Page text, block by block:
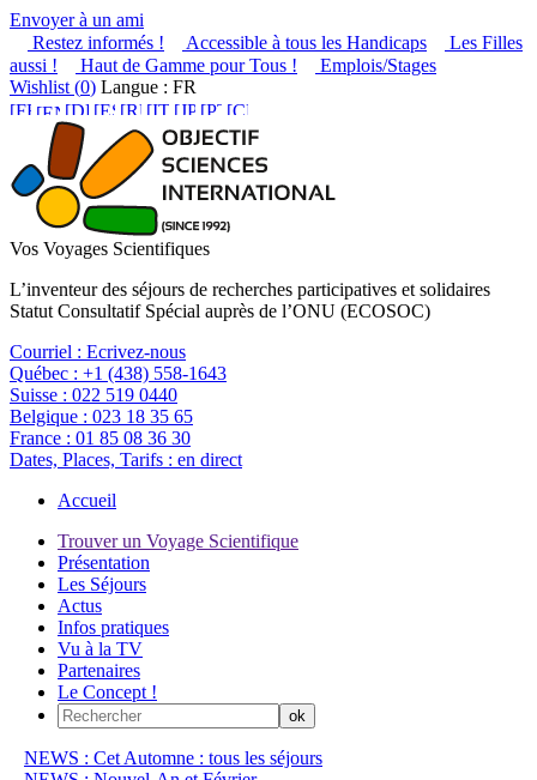
Envoyer à un ami
Restez informés !
Accessible à tous les Handicaps
Les Filles
aussi !
Haut de Gamme pour Tous !
Emplois/Stages
Wishlist (0) Langue : FR
Vos Voyages Scientifiques
L’inventeur des séjours de recherches participatives et solidaires
Statut Consultatif Spécial auprès de l’ONU (ECOSOC)
Courriel : Ecrivez-nous
Québec : +1 (438) 558-1643
Suisse : 022 519 0440
Belgique : 023 18 35 65
France : 01 85 08 36 30
Dates, Places, Tarifs : en direct
Accueil
Trouver un Voyage Scientifique
Présentation
Les Séjours
Actus
Infos pratiques
Vu à la TV
Partenaires
Le Concept !
NEWS : Cet Automne : tous les séjours